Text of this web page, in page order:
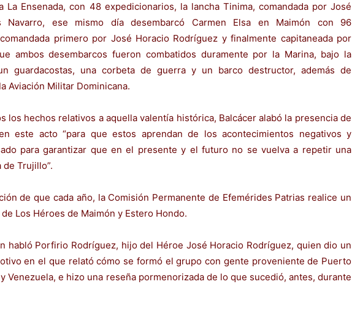
La Ensenada, con 48 expedicionarios, la lancha Tinima, comandada por José
Navarro, ese mismo día desembarcó Carmen Elsa en Maimón con 96
primero por José Horacio Rodríguez y finalmente capitaneada por
ambos desembarcos fueron combatidos duramente por la Marina, bajo la
guardacostas, una corbeta de guerra y un barco destructor, además de
Aviación Militar Dominicana.
los hechos relativos a aquella valentía histórica, Balcácer alabó la presencia de
este acto “para que estos aprendan de los acontecimientos negativos y
para garantizar que en el presente y el futuro no se vuelva a repetir una
Trujillo”.
de que cada año, la Comisión Permanente de Efemérides Patrias realice un
Los Héroes de Maimón y Estero Hondo.
habló Porfirio Rodríguez, hijo del Héroe José Horacio Rodríguez, quien dio un
en el que relató cómo se formó el grupo con gente proveniente de Puerto
Venezuela, e hizo una reseña pormenorizada de lo que sucedió, antes, durante